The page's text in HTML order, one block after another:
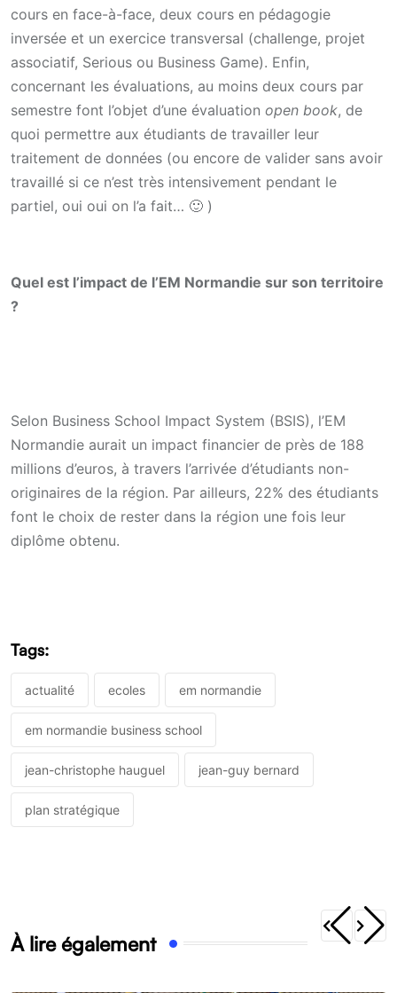
cours en face-à-face, deux cours en pédagogie
inversée et un exercice transversal (challenge, projet
associatif, Serious ou Business Game). Enfin,
concernant les évaluations, au moins deux cours par
semestre font l’objet d’une évaluation open book, de
quoi permettre aux étudiants de travailler leur
traitement de données (ou encore de valider sans avoir
travaillé si ce n’est très intensivement pendant le
partiel, oui oui on l’a fait… 🙂 )
Quel est l’impact de l’EM Normandie sur son territoire
?
Selon Business School Impact System (BSIS), l’EM
Normandie aurait un impact financier de près de 188
millions d’euros, à travers l’arrivée d’étudiants non-
originaires de la région. Par ailleurs, 22% des étudiants
font le choix de rester dans la région une fois leur
diplôme obtenu.
Tags:
actualité ecoles em normandie
em normandie business school
jean-christophe hauguel jean-guy bernard
plan stratégique
À lire également